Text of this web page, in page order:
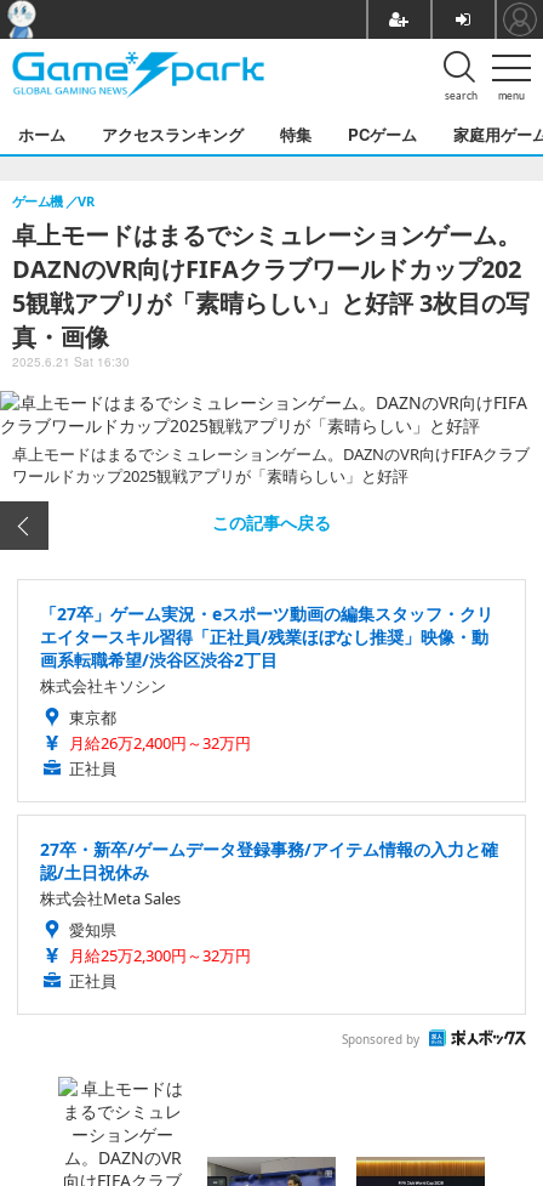
menu
search
ホーム アクセスランキング 特集 PCゲーム 家庭用ゲー
卓上モードはまるでシミュレーションゲーム。
DAZNのVR向けFIFAクラブワールドカップ202
5観戦アプリが「素晴らしい」と好評 3枚目の写
真・画像
ゲーム機 VR
2025.6.21 Sat 16:30
卓上モードはまるでシミュレーションゲーム。DAZNのVR向けFIFAクラブ
ワールドカップ2025観戦アプリが「素晴らしい」と好評
この記事へ戻る
「27卒」ゲーム実況・eスポーツ動画の編集スタッフ・クリ
エイタースキル習得「正社員/残業ほぼなし推奨」映像・動
画系転職希望/渋谷区渋谷2丁目
株式会社キソシン
東京都
月給26万2,400円～32万円
正社員
27卒・新卒/ゲームデータ登録事務/アイテム情報の入力と確
認/土日祝休み
株式会社Meta Sales
愛知県
月給25万2,300円～32万円
正社員
Sponsored by